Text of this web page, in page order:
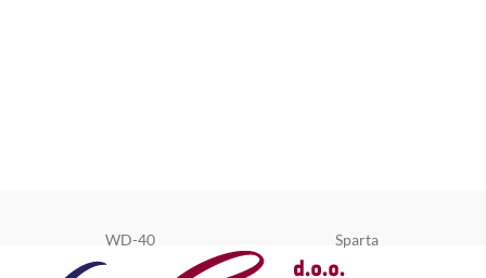
WD-40 Sparta